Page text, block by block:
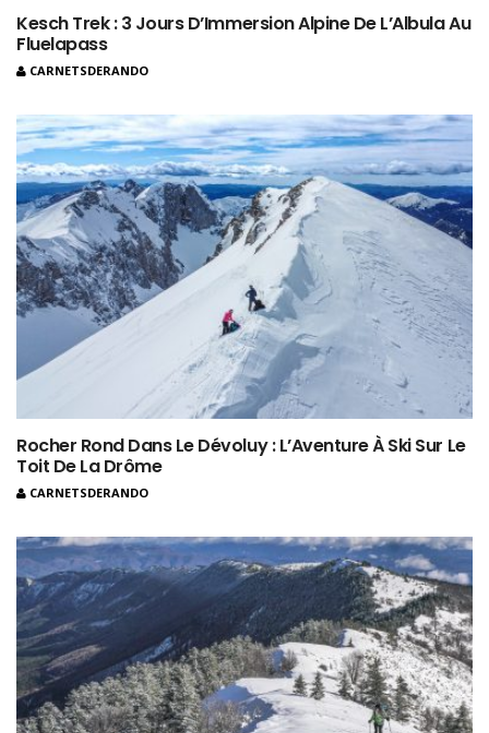
Kesch Trek : 3 Jours D’Immersion Alpine De L’Albula Au
Fluelapass
CARNETSDERANDO
Rocher Rond Dans Le Dévoluy : L’Aventure À Ski Sur Le
Toit De La Drôme
CARNETSDERANDO